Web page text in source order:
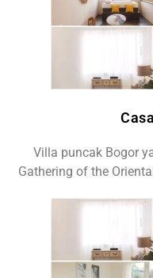
Villa puncak Bogor
Gathering of the